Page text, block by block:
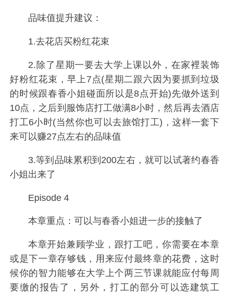
品味值提升建议：
1.去花店买粉红花束
2.除了星期一要去大学上课以外，在家裡装饰
好粉红花束，早上7点(星期二跟六因为要抓到垃圾
的时候跟春香小姐碰面所以是8点开始)先做外送到
10点，之后到服饰店打工做满8小时，然后再去酒店
打工6小时(当然你也可以去旅馆打工)，这样一套下
来可以赚27点左右的品味值
3.等到品味累积到200左右，就可以试著约春香
小姐出来了
Episode 4
本章重点：可以与春香小姐进一步的接触了
本章开始兼顾学业，跟打工吧，你需要在本章
或是下一章存够钱，用来应付最终章的花费，这时
候你的智力能够在大学上个两三节课就能应付每周
要缴的报告了，另外，打工的部分可以选建筑工